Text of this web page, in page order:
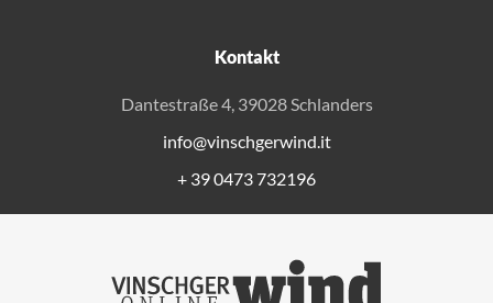
Kontakt
Dantestraße 4, 39028 Schlanders
info@vinschgerwind.it
+ 39 0473 732196